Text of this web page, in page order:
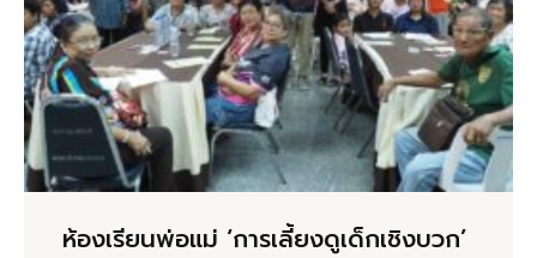
ห้องเรียนพ่อแม่ ‘การเลี้ยงดูเด็กเชิงบวก’